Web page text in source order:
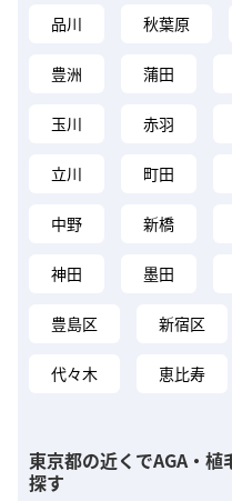
品川 秋葉原
豊洲 蒲田
玉川 赤羽
立川 町田
中野 新橋
神田 墨田
豊島区 新宿区
代々木 恵比寿
東京都の近くでAGA・
探す